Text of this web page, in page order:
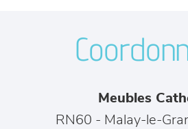
Meubles
RN60 - Malay-le-